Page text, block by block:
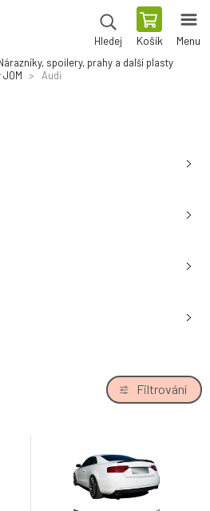
Hledej Košík Menu
spoilery, prahy a další plasty
Audi
Filtrování